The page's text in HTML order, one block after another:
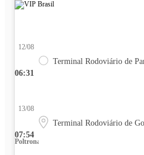
06:31
12/08
Terminal Rodoviário de
07:54
13/08
Terminal Rodoviário de
Poltrona